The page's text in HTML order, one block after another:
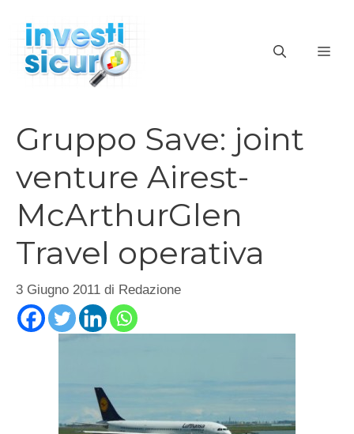
contenuto
Gruppo Save: joint
venture Airest-
McArthurGlen
Travel operativa
3 Giugno 2011 di Redazione